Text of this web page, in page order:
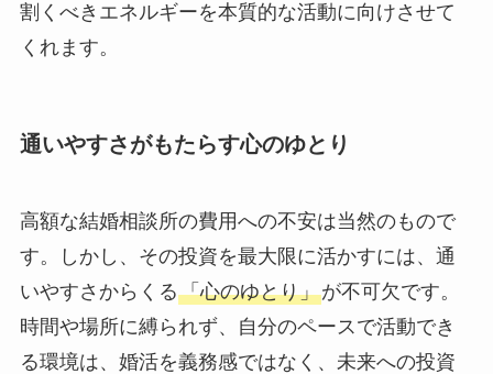
割くべきエネルギーを本質的な活動に向けさせて
くれます。
通いやすさがもたらす心のゆとり
高額な結婚相談所の費用への不安は当然のもので
す。しかし、その投資を最大限に活かすには、通
いやすさからくる「心のゆとり」が不可欠です。
時間や場所に縛られず、自分のペースで活動でき
る環境は、婚活を義務感ではなく、未来への投資